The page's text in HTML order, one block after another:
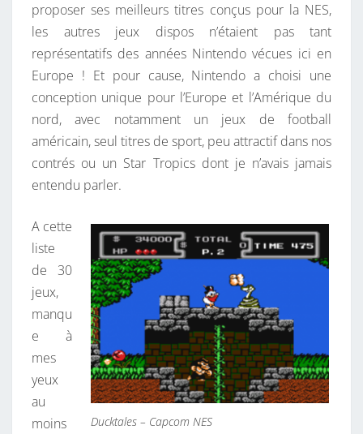
proposer ses meilleurs titres conçus pour la NES,
les autres jeux dispos n’étaient pas tant
représentatifs des années Nintendo vécues ici en
Europe ! Et pour cause, Nintendo a choisi une
conception unique pour l’Europe et l’Amérique du
nord, avec notamment un jeux de football
américain, seul titres de sport, peu attractif dans nos
contrés ou un Star Tropics dont je n’avais jamais
entendu parler.
Ducktales – Capcom NES
A cette
liste
de 30
jeux,
manqu
e à
mes
yeux
au
moins